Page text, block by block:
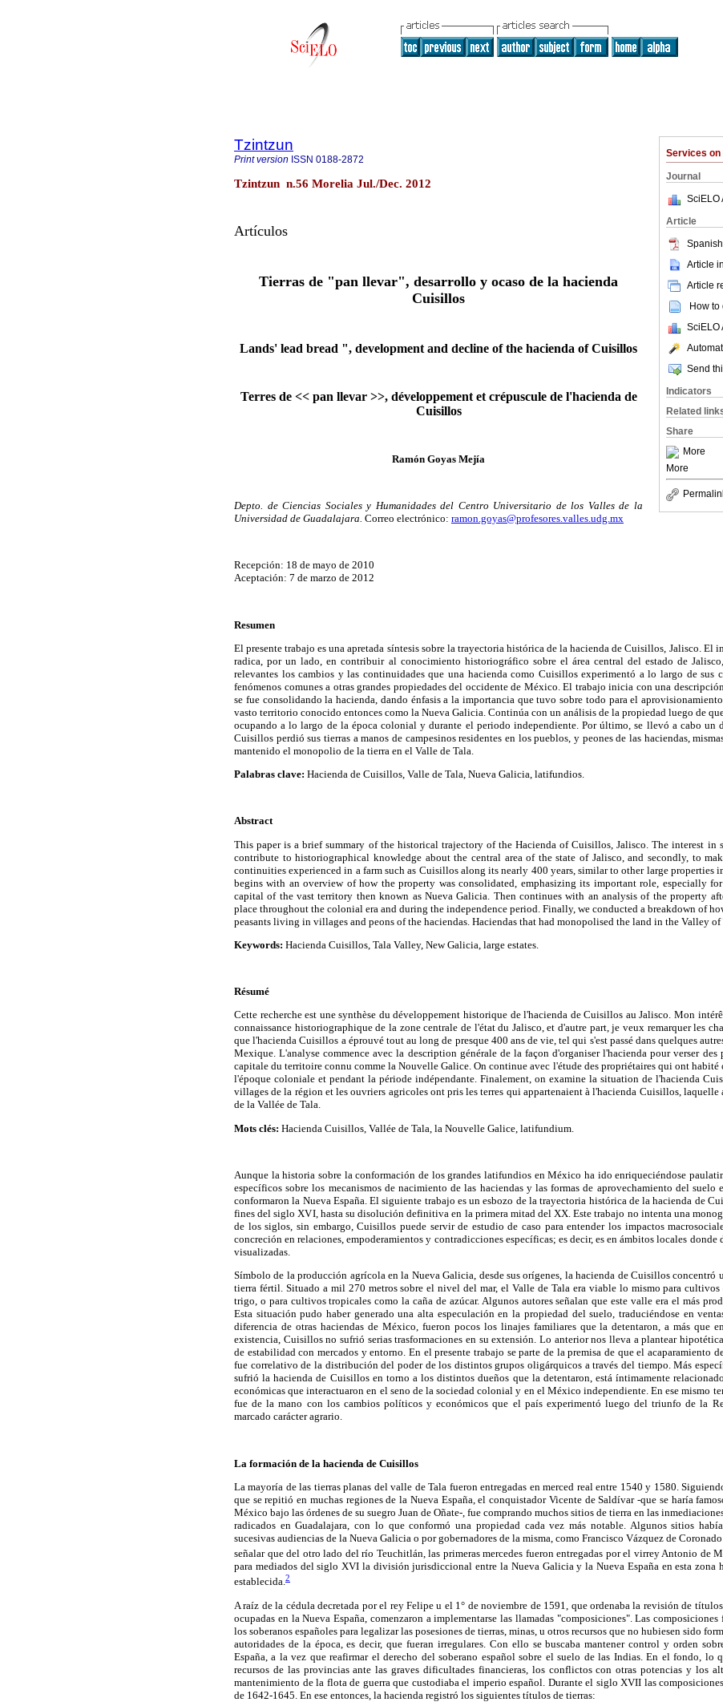
Services on
Journal
SciELO
Article
Article
Article
How to
SciELO
Send
Indicators
Related
Share
More
More
Tzintzun
Print version ISSN 0188-2872
Tzintzun n.56 Morelia Jul./Dec. 2012
Artículos
Tierras de "pan llevar", desarrollo y ocaso de la hacienda
Cuisillos
Lands' lead bread ", development and decline of the hacienda of Cuisillos
Terres de << pan llevar >>, développement et crépuscule de l'hacienda de
Cuisillos
Ramón Goyas Mejía
Depto. de Ciencias Sociales y Humanidades del Centro Universitario de los Valles de la
Universidad de Guadalajara. Correo electrónico: ramon.goyas@profesores.valles.udg.mx
Recepción: 18 de mayo de 2010
Aceptación: 7 de marzo de 2012
Resumen
El presente trabajo es una apretada síntesis sobre la trayectoria histórica de la hacienda de Cuisillos, Jalisco. El
radica, por un lado, en contribuir al conocimiento historiográfico sobre el área central del estado de
relevantes los cambios y las continuidades que una hacienda como Cuisillos experimentó a lo largo de sus
fenómenos comunes a otras grandes propiedades del occidente de México. El trabajo inicia con una
se fue consolidando la hacienda, dando énfasis a la importancia que tuvo sobre todo para el
vasto territorio conocido entonces como la Nueva Galicia. Continúa con un análisis de la propiedad luego de
ocupando a lo largo de la época colonial y durante el periodo independiente. Por último, se llevó a cabo un
Cuisillos perdió sus tierras a manos de campesinos residentes en los pueblos, y peones de las haciendas,
mantenido el monopolio de la tierra en el Valle de Tala.
Palabras clave: Hacienda de Cuisillos, Valle de Tala, Nueva Galicia, latifundios.
Abstract
This paper is a brief summary of the historical trajectory of the Hacienda of Cuisillos, Jalisco. The interest in
contribute to historiographical knowledge about the central area of the state of Jalisco, and secondly, to
continuities experienced in a farm such as Cuisillos along its nearly 400 years, similar to other large properties
begins with an overview of how the property was consolidated, emphasizing its important role, especially
capital of the vast territory then known as Nueva Galicia. Then continues with an analysis of the property
place throughout the colonial era and during the independence period. Finally, we conducted a breakdown of
peasants living in villages and peons of the haciendas. Haciendas that had monopolised the land in the Valley of
Keywords: Hacienda Cuisillos, Tala Valley, New Galicia, large estates.
Résumé
Cette recherche est une synthèse du développement historique de l'hacienda de Cuisillos au Jalisco. Mon
connaissance historiographique de la zone centrale de l'état du Jalisco, et d'autre part, je veux remarquer les
que l'hacienda Cuisillos a éprouvé tout au long de presque 400 ans de vie, tel qui s'est passé dans quelques
Mexique. L'analyse commence avec la description générale de la façon d'organiser l'hacienda pour verser des
capitale du territoire connu comme la Nouvelle Galice. On continue avec l'étude des propriétaires qui ont habité
l'époque coloniale et pendant la période indépendante. Finalement, on examine la situation de l'hacienda
villages de la région et les ouvriers agricoles ont pris les terres qui appartenaient à l'hacienda Cuisillos, laquelle
de la Vallée de Tala.
Mots clés: Hacienda Cuisillos, Vallée de Tala, la Nouvelle Galice, latifundium.
Aunque la historia sobre la conformación de los grandes latifundios en México ha ido enriqueciéndose
específicos sobre los mecanismos de nacimiento de las haciendas y las formas de aprovechamiento del suelo
conformaron la Nueva España. El siguiente trabajo es un esbozo de la trayectoria histórica de la hacienda de
fines del siglo XVI, hasta su disolución definitiva en la primera mitad del XX. Este trabajo no intenta una
de los siglos, sin embargo, Cuisillos puede servir de estudio de caso para entender los impactos
concreción en relaciones, empoderamientos y contradicciones específicas; es decir, es en ámbitos locales donde
visualizadas.
Símbolo de la producción agrícola en la Nueva Galicia, desde sus orígenes, la hacienda de Cuisillos concentró
tierra fértil. Situado a mil 270 metros sobre el nivel del mar, el Valle de Tala era viable lo mismo para
trigo, o para cultivos tropicales como la caña de azúcar. Algunos autores señalan que este valle era el más
Esta situación pudo haber generado una alta especulación en la propiedad del suelo, traduciéndose en
diferencia de otras haciendas de México, fueron pocos los linajes familiares que la detentaron, a más que
existencia, Cuisillos no sufrió serias trasformaciones en su extensión. Lo anterior nos lleva a plantear
de estabilidad con mercados y entorno. En el presente trabajo se parte de la premisa de que el acaparamiento
fue correlativo de la distribución del poder de los distintos grupos oligárquicos a través del tiempo. Más
sufrió la hacienda de Cuisillos en torno a los distintos dueños que la detentaron, está íntimamente
económicas que interactuaron en el seno de la sociedad colonial y en el México independiente. En ese mismo
fue de la mano con los cambios políticos y económicos que el país experimentó luego del triunfo de la
marcado carácter agrario.
La formación de la hacienda de Cuisillos
La mayoría de las tierras planas del valle de Tala fueron entregadas en merced real entre 1540 y 1580.
que se repitió en muchas regiones de la Nueva España, el conquistador Vicente de Saldívar -que se haría
México bajo las órdenes de su suegro Juan de Oñate-, fue comprando muchos sitios de tierra en las
radicados en Guadalajara, con lo que conformó una propiedad cada vez más notable. Algunos sitios
sucesivas audiencias de la Nueva Galicia o por gobernadores de la misma, como Francisco Vázquez de
señalar que del otro lado del río Teuchitlán, las primeras mercedes fueron entregadas por el virrey Antonio de
para mediados del siglo XVI la división jurisdiccional entre la Nueva Galicia y la Nueva España en esta zona
establecida.2
A raíz de la cédula decretada por el rey Felipe u el 1° de noviembre de 1591, que ordenaba la revisión de
ocupadas en la Nueva España, comenzaron a implementarse las llamadas "composiciones". Las
los soberanos españoles para legalizar las posesiones de tierras, minas, u otros recursos que no hubiesen sido
autoridades de la época, es decir, que fueran irregulares. Con ello se buscaba mantener control y orden
España, a la vez que reafirmar el derecho del soberano español sobre el suelo de las Indias. En el fondo, lo
recursos de las provincias ante las graves dificultades financieras, los conflictos con otras potencias y los
mantenimiento de la flota de guerra que custodiaba el imperio español. Durante el siglo XVII las
de 1642-1645. En ese entonces, la hacienda registró los siguientes títulos de tierras: